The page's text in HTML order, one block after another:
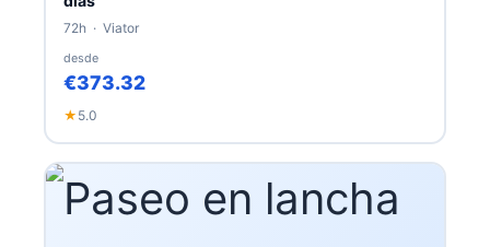
72h · Viator
desde
€373.32
★ 5.0